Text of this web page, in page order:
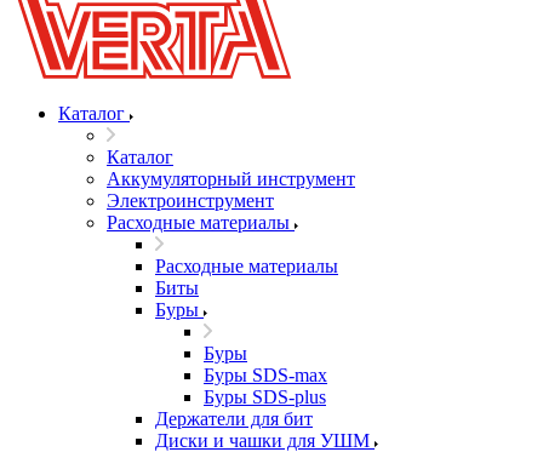
Каталог
Каталог
Аккумуляторный инструмент
Электроинструмент
Расходные материалы
Расходные материалы
Биты
Буры
Буры
Буры SDS-max
Буры SDS-plus
Держатели для бит
Диски и чашки для УШМ